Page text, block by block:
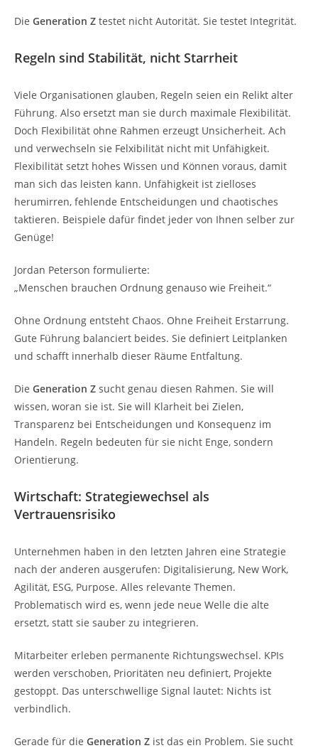
Die Generation Z testet nicht Autorität. Sie testet Integrität.
Regeln sind Stabilität, nicht Starrheit
Viele Organisationen glauben, Regeln seien ein Relikt alter
Führung. Also ersetzt man sie durch maximale Flexibilität.
Doch Flexibilität ohne Rahmen erzeugt Unsicherheit. Ach
und verwechseln sie Felxibilität nicht mit Unfähigkeit.
Flexibilität setzt hohes Wissen und Können voraus, damit
man sich das leisten kann. Unfähigkeit ist zielloses
herumirren, fehlende Entscheidungen und chaotisches
taktieren. Beispiele dafür findet jeder von Ihnen selber zur
Genüge!
Jordan Peterson formulierte:
„Menschen brauchen Ordnung genauso wie Freiheit.“
Ohne Ordnung entsteht Chaos. Ohne Freiheit Erstarrung.
Gute Führung balanciert beides. Sie definiert Leitplanken
und schafft innerhalb dieser Räume Entfaltung.
Die Generation Z sucht genau diesen Rahmen. Sie will
wissen, woran sie ist. Sie will Klarheit bei Zielen,
Transparenz bei Entscheidungen und Konsequenz im
Handeln. Regeln bedeuten für sie nicht Enge, sondern
Orientierung.
Wirtschaft: Strategiewechsel als
Vertrauensrisiko
Unternehmen haben in den letzten Jahren eine Strategie
nach der anderen ausgerufen: Digitalisierung, New Work,
Agilität, ESG, Purpose. Alles relevante Themen.
Problematisch wird es, wenn jede neue Welle die alte
ersetzt, statt sie sauber zu integrieren.
Mitarbeiter erleben permanente Richtungswechsel. KPIs
werden verschoben, Prioritäten neu definiert, Projekte
gestoppt. Das unterschwellige Signal lautet: Nichts ist
verbindlich.
Gerade für die Generation Z ist das ein Problem. Sie sucht